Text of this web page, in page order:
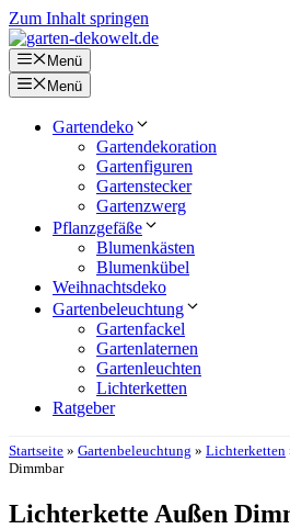
Zum Inhalt springen
Menü
Menü
Gartendeko
Gartendekoration
Gartenfiguren
Gartenstecker
Gartenzwerg
Pflanzgefäße
Blumenkästen
Blumenkübel
Weihnachtsdeko
Gartenbeleuchtung
Gartenfackel
Gartenlaternen
Gartenleuchten
Lichterketten
Ratgeber
Startseite » Gartenbeleuchtung » Lichterketten
Dimmbar
Lichterkette Außen